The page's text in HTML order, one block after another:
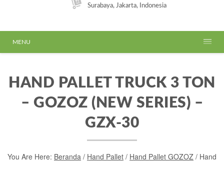
Surabaya, Jakarta, Indonesia
MENU
HAND PALLET TRUCK 3 TON
– GOZOZ (NEW SERIES) –
GZX-30
You Are Here: Beranda / Hand Pallet / Hand Pallet GOZOZ / Hand